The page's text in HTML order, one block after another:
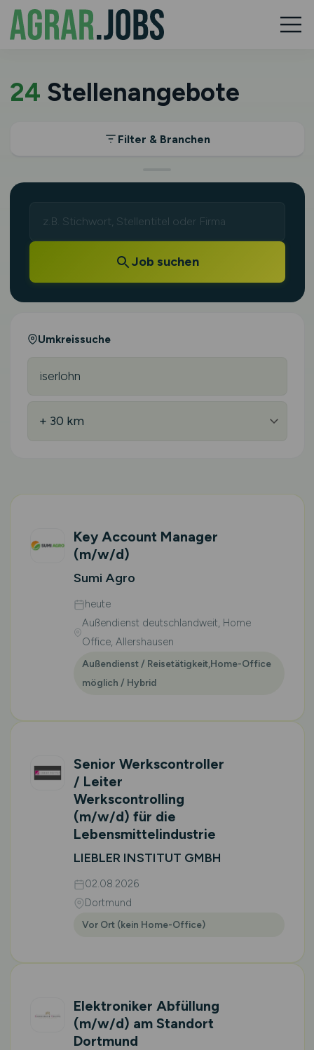
24 Stellenangebote
Filter & Branchen
Job suchen
Umkreissuche
Key Account Manager
(m/w/d)
Sumi Agro
heute
Außendienst deutschlandweit, Home
Office, Allershausen
Außendienst / Reisetätigkeit,Home-Office
möglich / Hybrid
Senior Werkscontroller
/ Leiter
Werkscontrolling
(m/w/d) für die
Lebensmittelindustrie
LIEBLER INSTITUT GMBH
02.08.2026
Dortmund
Vor Ort (kein Home-Office)
Elektroniker Abfüllung
(m/w/d) am Standort
Dortmund